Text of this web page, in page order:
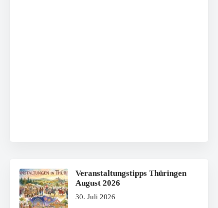
Veranstaltungstipps Thüringen
August 2026
30. Juli 2026